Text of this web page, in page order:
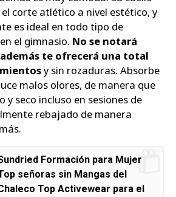
corte atlético a nivel estético, y
es ideal en todo tipo de
el gimnasio. No se notará
te ofrecerá una total
y sin rozaduras. Absorbe
malos olores, de manera que
y seco incluso en sesiones de
rebajado de manera
Formación para Mujer
señoras sin Mangas del
Top Activewear para el